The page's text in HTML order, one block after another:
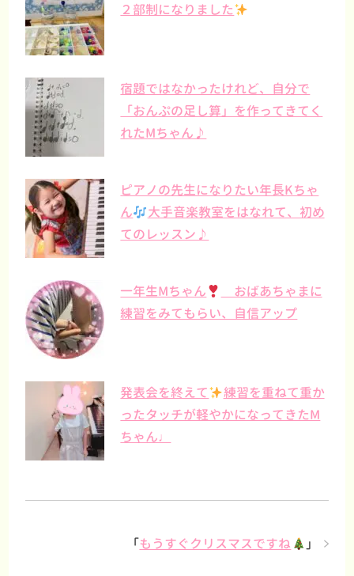
２部制になりました
宿題ではなかったけれど、自分で
「おんぷの足し算」を作ってきてく
れたMちゃん♪
ピアノの先生になりたい年長Kちゃ
ん
大手音楽教室をはなれて、初め
てのレッスン♪
一年生Mちゃん
おばあちゃまに
練習をみてもらい、自信アップ
発表会を終えて
練習を重ねて重か
ったタッチが軽やかになってきたM
ちゃん♩
「もうすぐクリスマスですね 」